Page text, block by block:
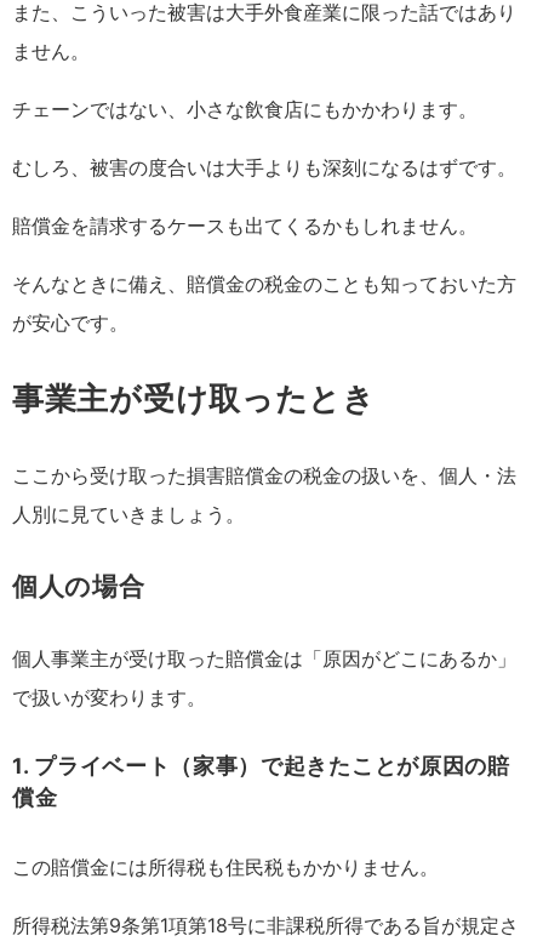
また、こういった被害は大手外食産業に限った話ではあり
ません。
チェーンではない、小さな飲食店にもかかわります。
むしろ、被害の度合いは大手よりも深刻になるはずです。
賠償金を請求するケースも出てくるかもしれません。
そんなときに備え、賠償金の税金のことも知っておいた方
が安心です。
事業主が受け取ったとき
ここから受け取った損害賠償金の税金の扱いを、個人・法
人別に見ていきましょう。
個人の場合
個人事業主が受け取った賠償金は「原因がどこにあるか」
で扱いが変わります。
1. プライベート（家事）で起きたことが原因の賠
償金
この賠償金には所得税も住民税もかかりません。
所得税法第9条第1項第18号に非課税所得である旨が規定さ